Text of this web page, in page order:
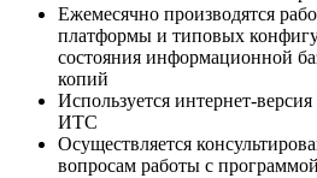
Ежемесячно производятся
платформы и типовых
состояния информационной
копий
Используется интернет-
ИТС
Осуществляется
вопросам работы с